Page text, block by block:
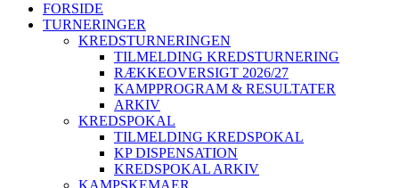
FORSIDE
TURNERINGER
KREDSTURNERINGEN
TILMELDING KREDSTURNERING
RÆKKEOVERSIGT 2026/27
KAMPPROGRAM & RESULTATER
ARKIV
KREDSPOKAL
TILMELDING KREDSPOKAL
KP DISPENSATION
KREDSPOKAL ARKIV
KAMPSKEMAER